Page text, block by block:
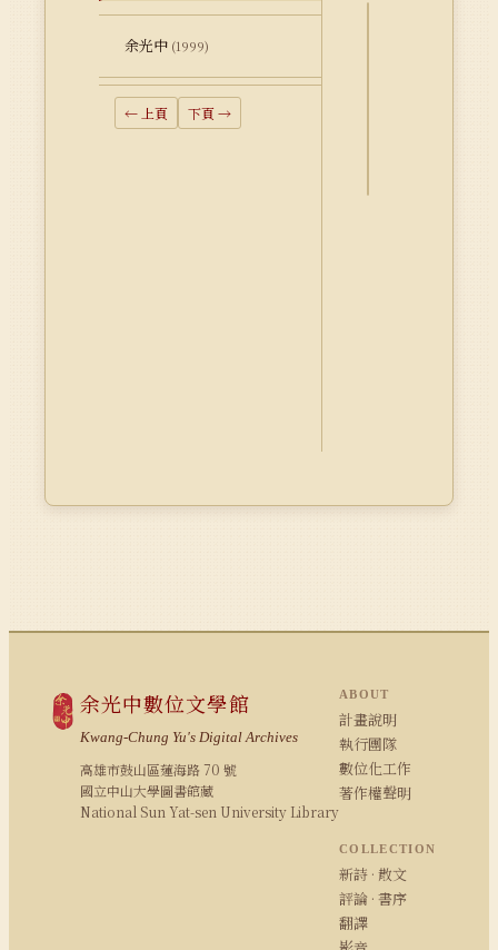
余光中 (1999)
← 上頁 下頁 →
余光中數位文學館
Kwang-Chung Yu's Digital Archives
高雄市鼓山區蓮海路 70 號
國立中山大學圖書館藏
National Sun Yat-sen University Library
ABOUT
計畫說明
執行團隊
數位化工作
著作權聲明
COLLECTION
新詩 · 散文
評論 · 書序
翻譯